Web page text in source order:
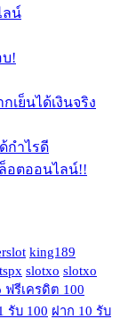
ลน์
บ!
เย็นได้เงินจริง
กำไรดี
อตออนไลน์!!
king189
slotxo slotxo
ฟรีเครดิต 100
รับ 100 ฝาก 10 รับ